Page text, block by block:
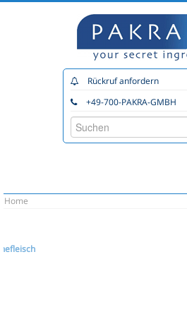
Rückruf anfordern
+49-700-PAKRA-GMBH
Beratung
Home